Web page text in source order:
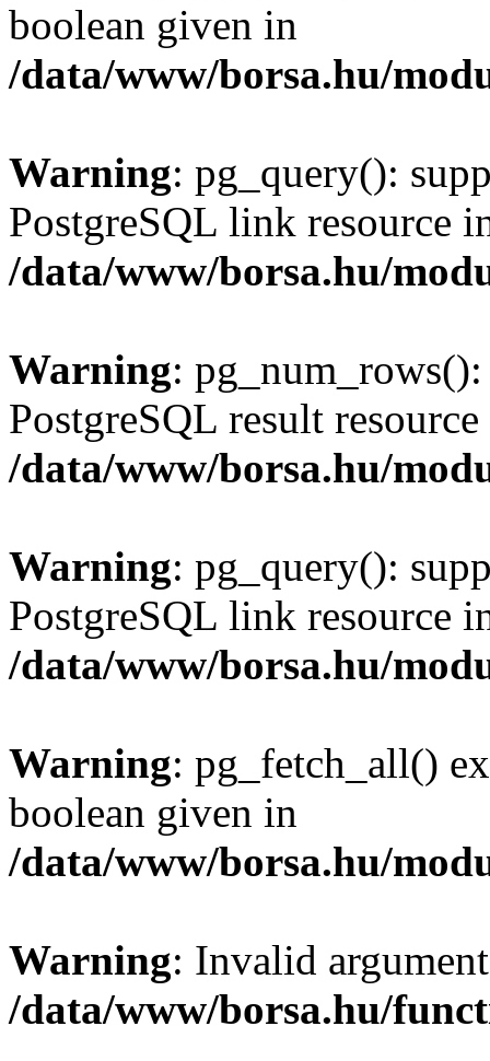
boolean given in
/data/www/borsa.hu/
Warning: pg_query():
PostgreSQL link resource
/data/www/borsa.hu/
Warning:
PostgreSQL result
/data/www/borsa.hu/
Warning: pg_query():
PostgreSQL link resource
/data/www/borsa.hu/
Warning: pg_fetch_all()
boolean given in
/data/www/borsa.hu/
Warning: Invalid
/data/www/borsa.hu/